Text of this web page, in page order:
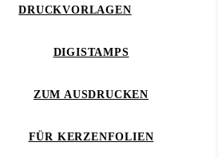
DRUCKVORLAGEN
DIGISTAMPS
ZUM AUSDRUCKEN
FÜR KERZENFOLIEN